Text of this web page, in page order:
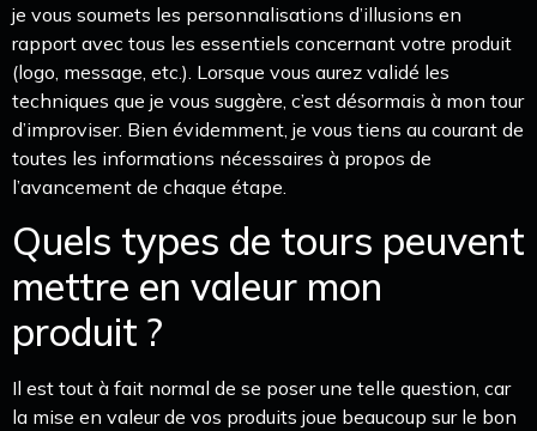
je vous soumets les personnalisations d’illusions en
rapport avec tous les essentiels concernant votre produit
(logo, message, etc.). Lorsque vous aurez validé les
techniques que je vous suggère, c’est désormais à mon tour
d’improviser. Bien évidemment, je vous tiens au courant de
toutes les informations nécessaires à propos de
l’avancement de chaque étape.
Quels types de tours peuvent
mettre en valeur mon
produit ?
Il est tout à fait normal de se poser une telle question, car
la mise en valeur de vos produits joue beaucoup sur le bon